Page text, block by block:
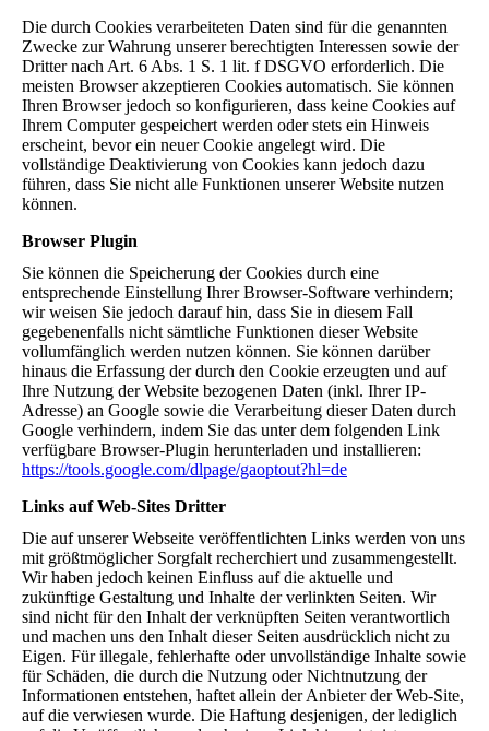
Die durch Cookies verarbeiteten Daten sind für die genannten
Zwecke zur Wahrung unserer berechtigten Interessen sowie der
Dritter nach Art. 6 Abs. 1 S. 1 lit. f DSGVO erforderlich. Die
meisten Browser akzeptieren Cookies automatisch. Sie können
Ihren Browser jedoch so konfigurieren, dass keine Cookies auf
Ihrem Computer gespeichert werden oder stets ein Hinweis
erscheint, bevor ein neuer Cookie angelegt wird. Die
vollständige Deaktivierung von Cookies kann jedoch dazu
führen, dass Sie nicht alle Funktionen unserer Website nutzen
können.
Browser Plugin
Sie können die Speicherung der Cookies durch eine
entsprechende Einstellung Ihrer Browser-Software verhindern;
wir weisen Sie jedoch darauf hin, dass Sie in diesem Fall
gegebenenfalls nicht sämtliche Funktionen dieser Website
vollumfänglich werden nutzen können. Sie können darüber
hinaus die Erfassung der durch den Cookie erzeugten und auf
Ihre Nutzung der Website bezogenen Daten (inkl. Ihrer IP-
Adresse) an Google sowie die Verarbeitung dieser Daten durch
Google verhindern, indem Sie das unter dem folgenden Link
verfügbare Browser-Plugin herunterladen und installieren:
https://tools.google.com/dlpage/gaoptout?hl=de
Links auf Web-Sites Dritter
Die auf unserer Webseite veröffentlichten Links werden von uns
mit größtmöglicher Sorgfalt recherchiert und zusammengestellt.
Wir haben jedoch keinen Einfluss auf die aktuelle und
zukünftige Gestaltung und Inhalte der verlinkten Seiten. Wir
sind nicht für den Inhalt der verknüpften Seiten verantwortlich
und machen uns den Inhalt dieser Seiten ausdrücklich nicht zu
Eigen. Für illegale, fehlerhafte oder unvollständige Inhalte sowie
für Schäden, die durch die Nutzung oder Nichtnutzung der
Informationen entstehen, haftet allein der Anbieter der Web-Site,
auf die verwiesen wurde. Die Haftung desjenigen, der lediglich